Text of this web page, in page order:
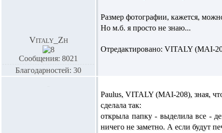
Vitaly_Zh
Сообщения: 8021
Благодарностей: 30
Размер фотографии, кажется,
Но м.б. я просто не знаю...
Отредактировано: VITALY (MAI-
Paulus, VITALY (MAI-208), зная,
сделала так:
открыла папку - выделила все -
ничего не заметно. А если будут